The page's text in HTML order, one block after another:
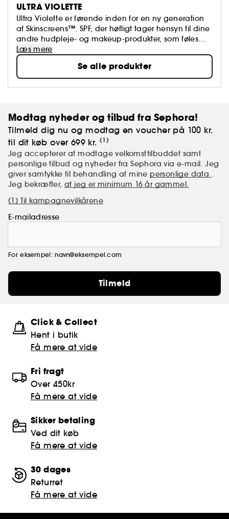
ULTRA VIOLETTE
Ultra Violette er førende inden for en ny generation
af Skinscreens™. SPF, der høfligt tager hensyn til dine
andre hudpleje- og makeup-produkter, som føles
behagelig nok til at bære dagligt og indeholder
ingredienser, der plejer huden.
Læs mere
Se alle produkter
Modtag nyheder og tilbud fra Sephora!
Tilmeld dig nu og modtag en voucher på 100 kr.
til dit køb over 699 kr. (1)
Jeg accepterer at modtage velkomsttilbuddet samt
personlige tilbud og nyheder fra Sephora via e-mail. Jeg
giver samtykke til behandling af mine personlige data .
Jeg bekræfter,at jeg er minimum 16 år gammel.
(1) Til kampagnevilkårene
E-mailadresse
For eksempel: navn@eksempel.com
Tilmeld
Click & Collect
Hent i butik
Få mere at vide
Fri fragt
Over 450kr
Få mere at vide
Sikker betaling
Ved dit køb
Få mere at vide
30 dages
Returret
Få mere at vide